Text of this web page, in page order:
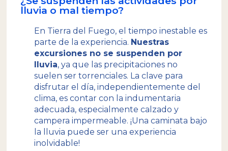
lluvia o mal tiempo?
En Tierra del Fuego, el tiempo inestable es
parte de la experiencia. Nuestras
excursiones no se suspenden por
lluvia, ya que las precipitaciones no
suelen ser torrenciales. La clave para
disfrutar el día, independientemente del
clima, es contar con la indumentaria
adecuada, especialmente calzado y
campera impermeable. ¡Una caminata bajo
la lluvia puede ser una experiencia
inolvidable!